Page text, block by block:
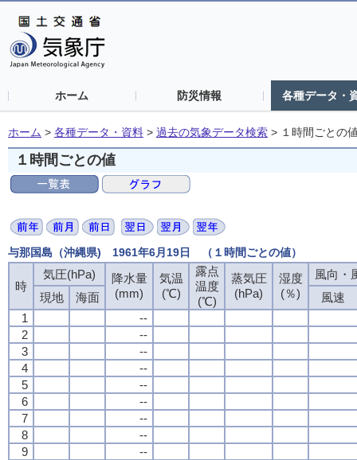
ホーム 防災情報 各種データ・
ホーム > 各種データ・資料 > 過去の気象データ検索 > １時間ごとの
１時間ごとの値
与那国島（沖縄県) 1961年6月19日 （１時間ごとの値）
時
気圧(hPa)
降水量
(mm)
気温
(℃)
露点
温度
(℃)
蒸気圧
(hPa)
湿度
(％)
風向・
現地
海面
風速
1
--
2
--
3
--
4
--
5
--
6
--
7
--
8
--
9
--